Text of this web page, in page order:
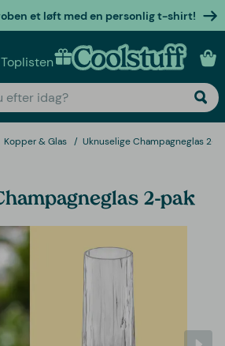
et løft med en personlig t-shirt!
Toplisten Personlige gaver
Kopper & Glas Uknuselige Champagneglas 2-
2-pak